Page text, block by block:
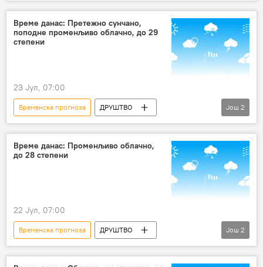
Србија – друштво
Друштво
Време данас: Претежно сунчано,
поподне променљиво облачно, до 29
степени
23 Јул, 07:00
Временска прогноза
ДРУШТВО
Србија – друштво
Друштво
Још 2
Време данас: Променљиво облачно,
до 28 степени
22 Јул, 07:00
Временска прогноза
ДРУШТВО
Србија – друштво
Друштво
Још 2